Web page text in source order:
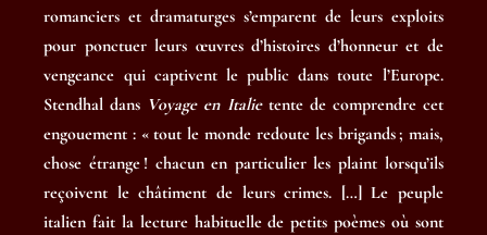
romanciers et dramaturges s’emparent de leurs exploits
pour ponctuer leurs œuvres d’histoires d’honneur et de
vengeance qui captivent le public dans toute l’Europe.
Stendhal dans Voyage en Italietente de comprendre cet
engouement : « tout le monde redoute les brigands ; mais,
chose étrange ! chacun en particulier les plaint lorsqu’ils
reçoivent le châtiment de leurs crimes. […] Le peuple
italien fait la lecture habituelle de petits poèmes où sont